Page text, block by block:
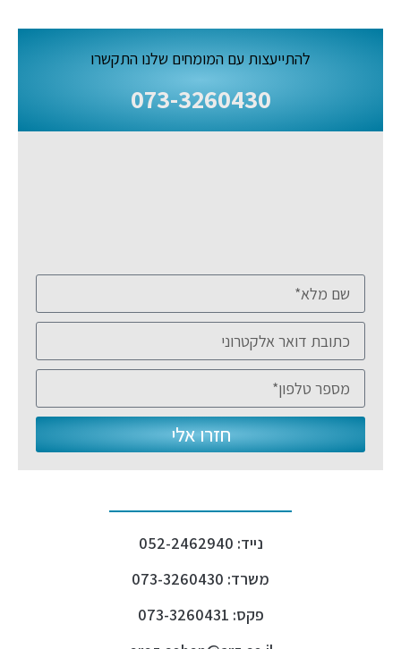
להתייעצות עם המומחים שלנו התקשרו
073-3260430
חזרו אלי
נייד: 052-2462940
משרד: 073-3260430
פקס: 073-3260431